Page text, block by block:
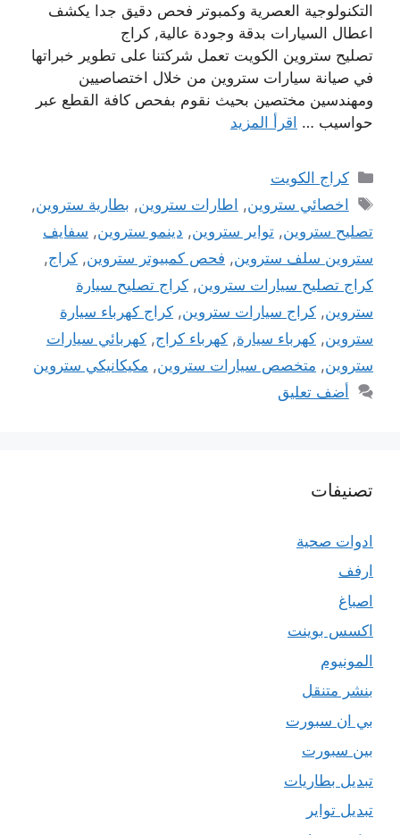
التكنولوجية العصرية وكمبوتر فحص دقيق جدا يكشف
اعطال السيارات بدقة وجودة عالية, كراج
تصليح ستروين الكويت تعمل شركتنا على تطوير خبراتها
في صيانة سيارات ستروين من خلال اختصاصيين
ومهندسين مختصين بحيث نقوم بفحص كافة القطع عبر
حواسيب … اقرأ المزيد
التصنيفات
كراج الكويت
الوسوم
اخصائي ستروين, اطارات ستروين, بطارية ستروين,
تصليح ستروين, تواير ستروين, دينمو ستروين, سفايف
ستروين سلف ستروين, فحص كمبيوتر ستروين, كراج,
كراج تصليح سيارات ستروين, كراج تصليح سيارة
ستروين, كراج سيارات ستروين, كراج كهرباء سيارة
ستروين, كهرباء سيارة, كهرباء كراج, كهربائي سيارات
ستروين, متخصص سيارات ستروين, مكيكانيكي ستروين
أضف تعليق
تصنيفات
ادوات صحية
ارفف
اصباغ
اكسس بوينت
المونيوم
بنشر متنقل
بي ان سبورت
بين سبورت
تبديل بطاريات
تبديل تواير